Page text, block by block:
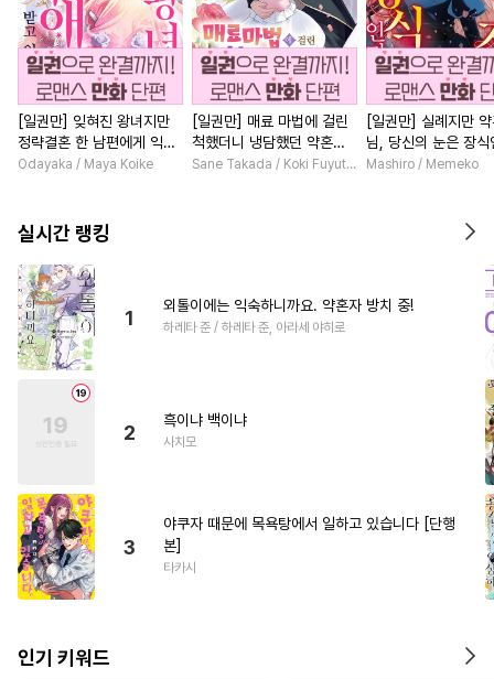
[일권만] 잊혀진 왕녀지만
정략결혼 한 남편에게 익애
받고 있습니다 [단행본]
Odayaka / Maya Koike
[일권만] 매료 마법에 걸린
척했더니 냉담했던 약혼자
가 맹목적인 사랑꾼이 되었
Sane Takada / Koki Fuyutsuki
[일권만] 실례지만
님, 당신의 눈은 장식
요? [단행본]
Mashiro / Memeko
실시간 랭킹
1
외톨이에는 익숙하니까요. 약혼자 방치 중!
하레타 준 / 하레타 준, 아라세 야히로
2
흑이냐 백이냐
사치모
3
야쿠자 때문에 목욕탕에서 일하고 있습니다 [단행
본]
타카시
인기 키워드